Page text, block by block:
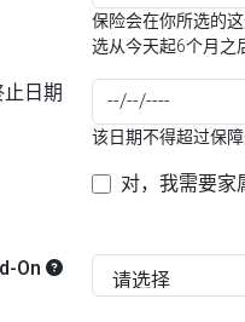
保险会在你所选的
选从今天起6个月之
日期
该日期不得超过保
对，我需要家
On